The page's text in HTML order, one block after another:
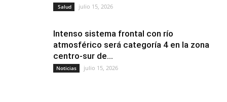
Salud julio 15, 2026
Intenso sistema frontal con río
atmosférico será categoría 4 en la zona
centro-sur de...
Noticias julio 15, 2026